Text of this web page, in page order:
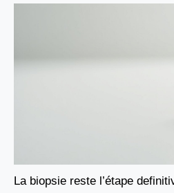
La biopsie reste l’étape